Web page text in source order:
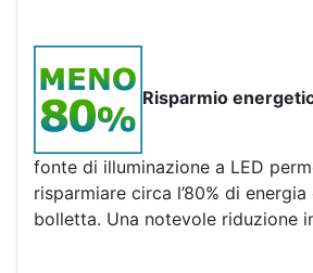
Risparmio
fonte di illuminazione a LED
risparmiare circa l’80% di
bolletta. Una notevole riduzione